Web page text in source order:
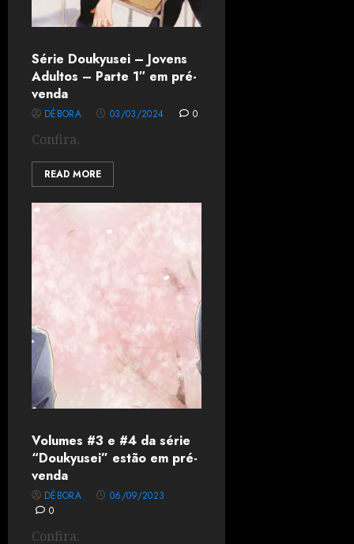
Série Doukyusei – Jovens
Adultos – Parte 1″ em pré-
venda
DÉBORA 03/03/2024 0
Confira.
READ MORE
Volumes #3 e #4 da série
“Doukyusei” estão em pré-
venda
DÉBORA
06/09/2023
0
Confira.